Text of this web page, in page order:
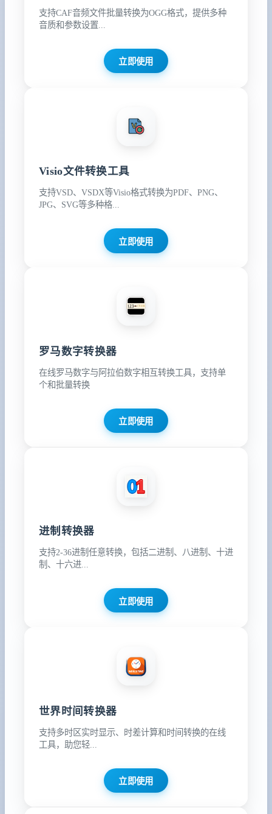
支持CAF音频文件批量转换为OGG格式，提供多种
音质和参数设置...
立即使用
Visio文件转换工具
支持VSD、VSDX等Visio格式转换为PDF、PNG、
JPG、SVG等多种格...
立即使用
罗马数字转换器
在线罗马数字与阿拉伯数字相互转换工具，支持单
个和批量转换
立即使用
进制转换器
支持2-36进制任意转换，包括二进制、八进制、十进
制、十六进...
立即使用
世界时间转换器
支持多时区实时显示、时差计算和时间转换的在线
工具，助您轻...
立即使用